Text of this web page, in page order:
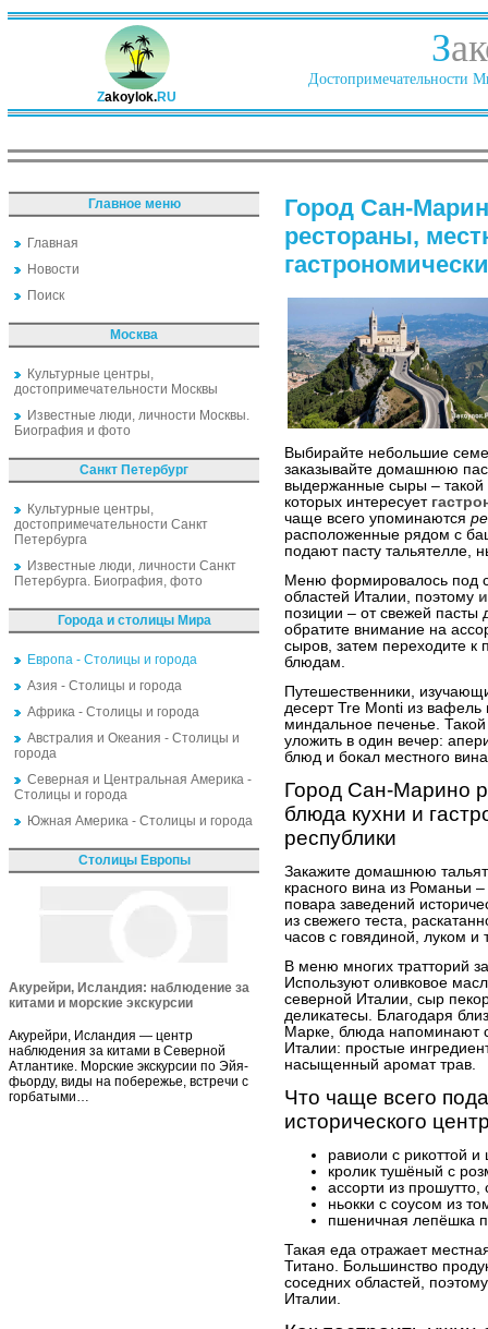
Zakoylok.RU
З
Достопримечательности
Главное меню
Главная
Новости
Поиск
Москва
Культурные центры,
достопримечательности Москвы
Известные люди, личности Москвы.
Биография и фото
Санкт Петербург
Культурные центры,
достопримечательности Санкт
Петербурга
Известные люди, личности Санкт
Петербурга. Биография, фото
Города и столицы Мира
Европа - Столицы и города
Азия - Столицы и города
Африка - Столицы и города
Австралия и Океания - Столицы и
города
Северная и Центральная Америка -
Столицы и города
Южная Америка - Столицы и города
Столицы Европы
Акурейри, Исландия: наблюдение за
китами и морские экскурсии
Акурейри, Исландия — центр
наблюдения за китами в Северной
Атлантике. Морские экскурсии по Эйя-
фьорду, виды на побережье, встречи с
горбатыми…
Город Сан-
рестораны,
Выбирайте небольшие
заказывайте домашнюю
выдержанные сыры –
которых интересует
чаще всего упоминаются
расположенные рядом с
подают пасту тальятелле,
Меню формировалось под
областей Италии, поэтому
позиции – от свежей пасты
обратите внимание на
сыров, затем переходите
блюдам.
Путешественники,
десерт Tre Monti из
миндальное печенье.
уложить в один вечер:
блюд и бокал местного
Город Сан-Марино
блюда кухни и
республики
Закажите домашнюю
красного вина из Романьи
повара заведений
из свежего теста,
часов с говядиной, луком и
В меню многих тратторий
Используют оливковое
северной Италии, сыр
деликатесы. Благодаря
Марке, блюда напоминают
Италии: простые
насыщенный аромат трав.
Что чаще всего
исторического
равиоли с рикоттой
кролик тушёный с
ассорти из
ньокки с соусом из
пшеничная лепёшка
Такая еда отражает
Титано. Большинство
соседних областей,
Италии.